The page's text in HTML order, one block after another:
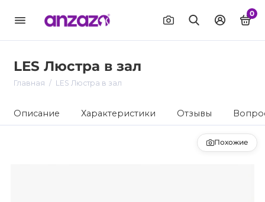
0
LES Люстра в зал
Главная LES Люстра в зал
Описание Характеристики Отзывы
Похожие